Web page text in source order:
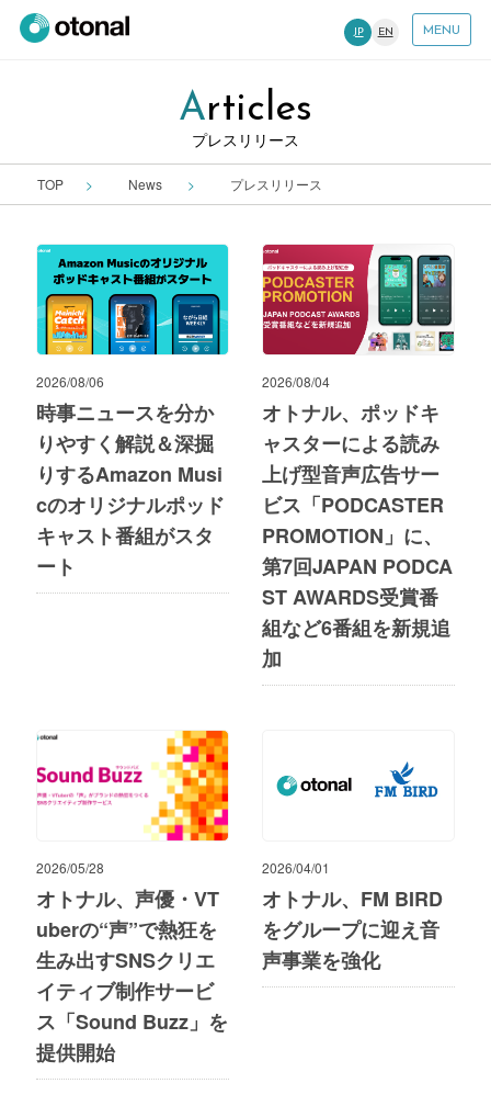
JP EN MENU
Articles
プレスリリース
TOP News プレスリリース
2026/08/06
時事ニュースを分か
りやすく解説＆深掘
りするAmazon Musi
cのオリジナルポッド
キャスト番組がスタ
ート
2026/08/04
オトナル、ポッドキ
ャスターによる読み
上げ型音声広告サー
ビス「PODCASTER
PROMOTION」に、
第7回JAPAN PODCA
ST AWARDS受賞番
組など6番組を新規追
加
2026/05/28
オトナル、声優・VT
uberの“声”で熱狂を
生み出すSNSクリエ
イティブ制作サービ
ス「Sound Buzz」を
提供開始
2026/04/01
オトナル、FM BIRD
をグループに迎え音
声事業を強化